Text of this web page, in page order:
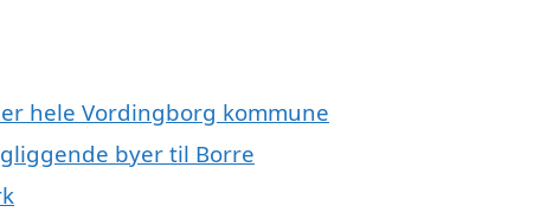
hele Vordingborg kommune
byer til Borre